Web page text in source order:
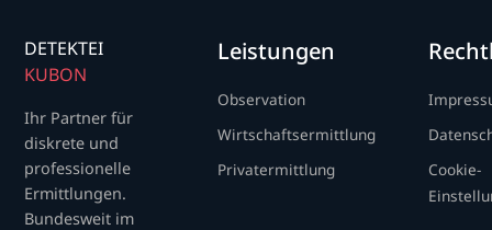
DETEKTEI
KUBON
Ihr Partner für
diskrete und
professionelle
Ermittlungen.
Bundesweit im
Leistungen
Observation
Wirtschaftsermittlung
Privatermittlung
Cookie-